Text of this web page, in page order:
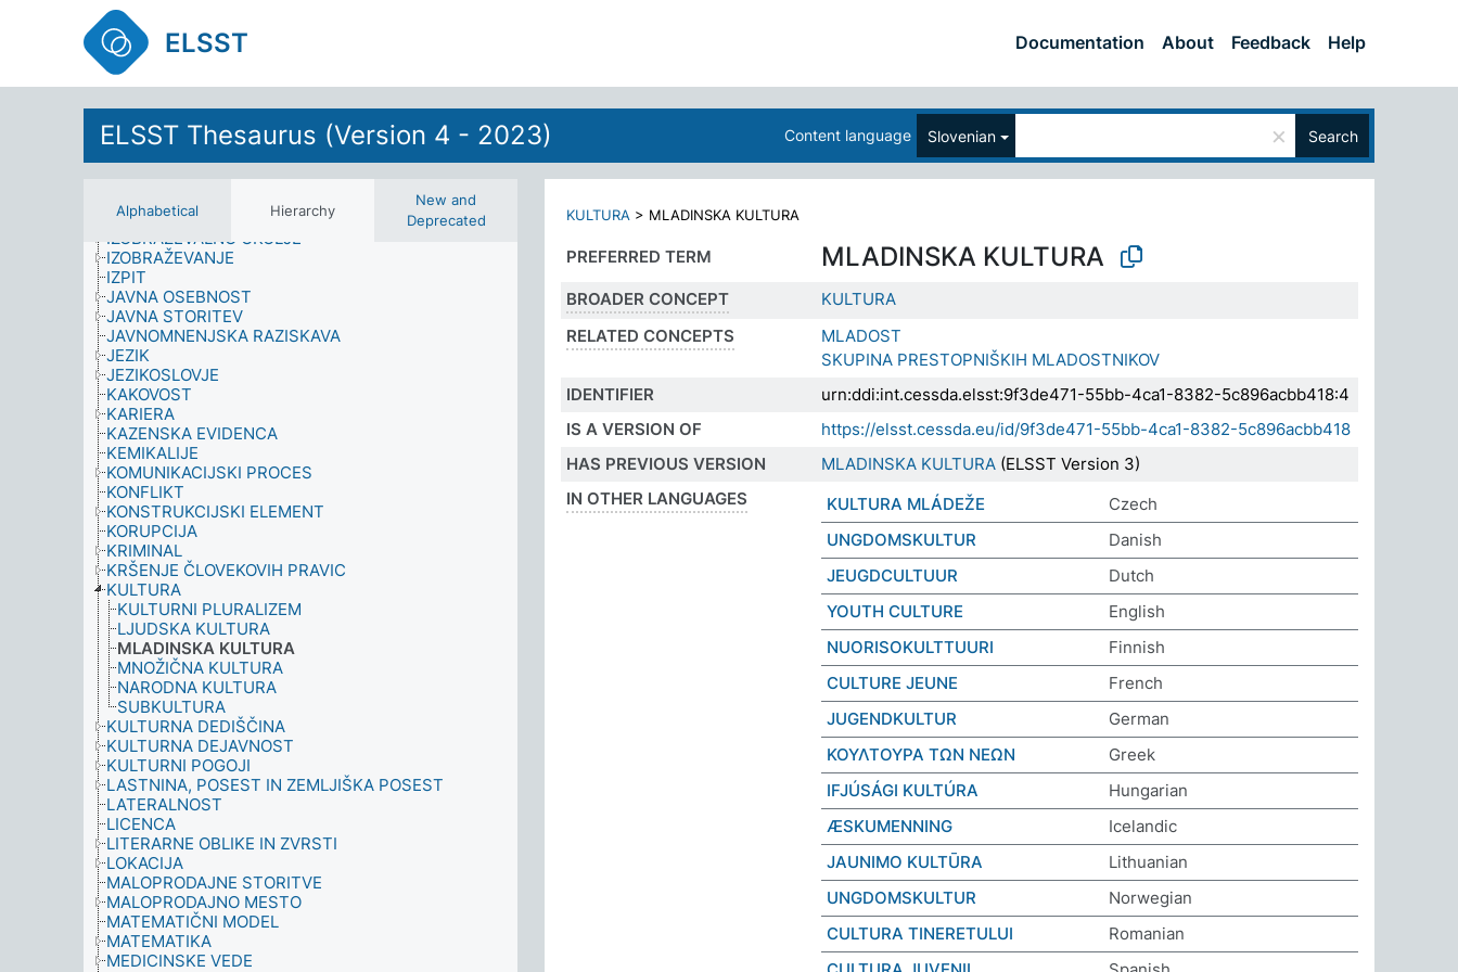
ELSST Documentation About Feedback Help
ELSST Thesaurus (Version 4 - 2023) Content language Slovenian × Search
Alphabetical Hierarchy
New and
Deprecated
INDUSTRIJA
INDUSTRIJSKI OBRAT
INFORMACIJSKE POTREBE
INFORMACIJSKI IN KNJIŽNIČNI SISTEMI TER
INFORMATIVNO GRADIVO
INTEGRACIJA
INTERVJU (ZBIRANJE PODATKOV)
IZKORIŠČANJE
IZOBRAŽEVALNO OKOLJE
IZOBRAŽEVANJE
IZPIT
JAVNA OSEBNOST
JAVNA STORITEV
JAVNOMNENJSKA RAZISKAVA
JEZIK
JEZIKOSLOVJE
KAKOVOST
KARIERA
KAZENSKA EVIDENCA
KEMIKALIJE
KOMUNIKACIJSKI PROCES
KONFLIKT
KONSTRUKCIJSKI ELEMENT
KORUPCIJA
KRIMINAL
KRŠENJE ČLOVEKOVIH PRAVIC
KULTURA
KULTURNI PLURALIZEM
LJUDSKA KULTURA
MLADINSKA KULTURA
MNOŽIČNA KULTURA
NARODNA KULTURA
SUBKULTURA
KULTURNA DEDIŠČINA
KULTURNA DEJAVNOST
KULTURNI POGOJI
LASTNINA, POSEST IN ZEMLJIŠKA POSEST
LATERALNOST
LICENCA
LITERARNE OBLIKE IN ZVRSTI
LOKACIJA
MALOPRODAJNE STORITVE
MALOPRODAJNO MESTO
MATEMATIČNI MODEL
MATEMATIKA
MEDICINSKE VEDE
KULTURA > MLADINSKA KULTURA
PREFERRED TERM MLADINSKA KULTURA
BROADER CONCEPT
KULTURA
RELATED CONCEPTS
MLADOST
SKUPINA PRESTOPNIŠKIH MLADOSTNIKOV
IDENTIFIER
urn:ddi:int.cessda.elsst:9f3de471-55bb-4ca1-8382-5c896acbb418:4
IS A VERSION OF
https://elsst.cessda.eu/id/9f3de471-55bb-4ca1-8382-5c896acbb418
HAS PREVIOUS VERSION
MLADINSKA KULTURA (ELSST Version 3)
IN OTHER LANGUAGES
KULTURA MLÁDEŽE
Czech
UNGDOMSKULTUR
Danish
JEUGDCULTUUR
Dutch
YOUTH CULTURE
English
NUORISOKULTTUURI
Finnish
CULTURE JEUNE
French
JUGENDKULTUR
German
ΚΟΥΛΤΟΥΡΑ ΤΩΝ ΝΕΩΝ
Greek
IFJÚSÁGI KULTÚRA
Hungarian
ÆSKUMENNING
Icelandic
JAUNIMO KULTŪRA
Lithuanian
UNGDOMSKULTUR
Norwegian
CULTURA TINERETULUI
Romanian